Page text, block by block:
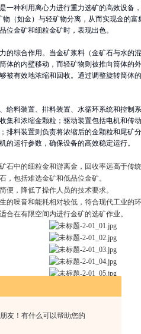
友！有什么可以帮助您的
一种利用离心力进行重力选矿的高效设备
（如金）与轻矿物分离，从而实现金的
位金矿和细粒金矿时，表现出色。
的综合作用。当金矿浆料（金矿石与水的
体的内壁移动，而轻矿物则被推向筒体的
被有效地浓缩和回收。通过调整旋转筒体
给料装置、排料装置、水循环系统和控制
集和浓缩金颗粒；驱动装置包括电机和传
排料装置则负责将浓缩后的金颗粒和尾矿
的运行参数，确保设备的高效稳定运行。
石中的细粒金和游离金，回收率远高于传统
，包括难选金矿和低品位金矿。
便，降低了操作人员的技术要求。
的噪音和能耗相对较低，符合现代工业的环
合在有限空间内进行金矿的选矿作业。